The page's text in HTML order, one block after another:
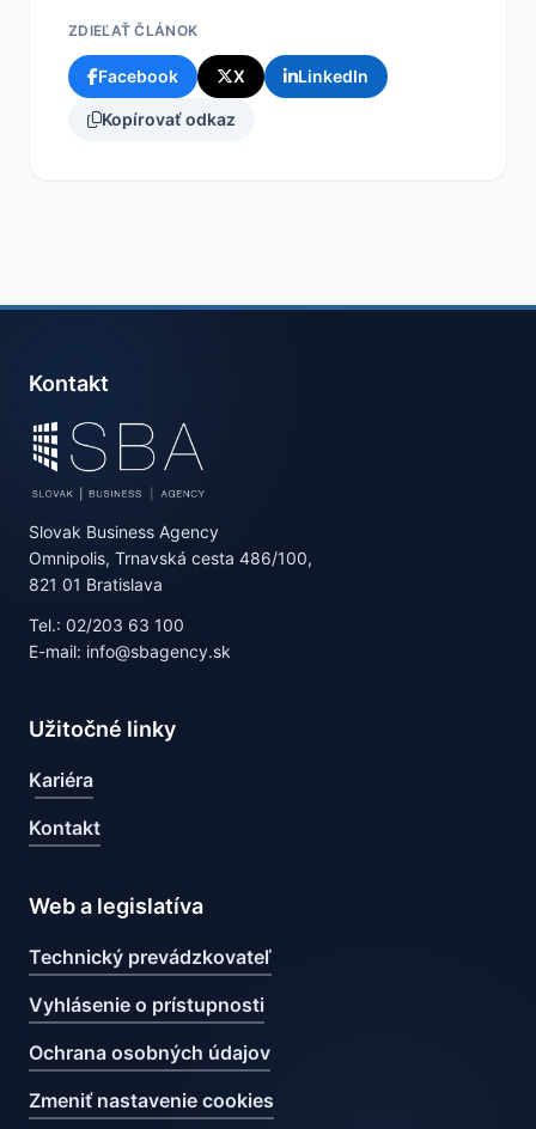
ZDIEĽAŤ ČLÁNOK
Facebook X LinkedIn
Kopírovať odkaz
Kontakt
Slovak Business Agency
Omnipolis, Trnavská cesta 486/100,
821 01 Bratislava
Tel.: 02/203 63 100
E-mail: info@sbagency.sk
Užitočné linky
Kariéra
Kontakt
Web a legislatíva
Technický prevádzkovateľ
Vyhlásenie o prístupnosti
Ochrana osobných údajov
Zmeniť nastavenie cookies